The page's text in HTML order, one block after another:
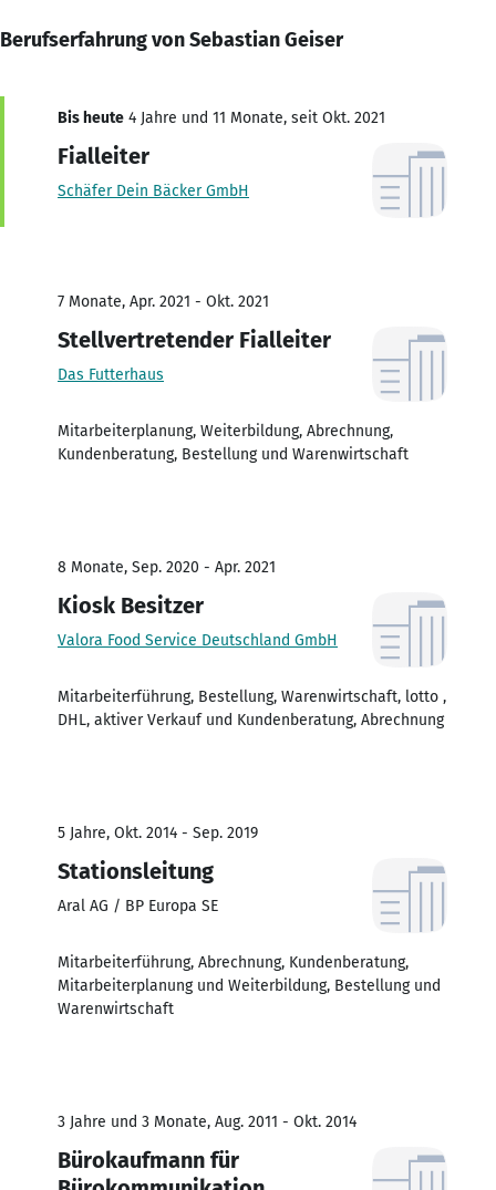
Berufserfahrung von Sebastian Geiser
Bis heute 4 Jahre und 11 Monate, seit Okt. 2021
Fialleiter
Schäfer Dein Bäcker GmbH
7 Monate, Apr. 2021 - Okt. 2021
Stellvertretender Fialleiter
Das Futterhaus
Mitarbeiterplanung, Weiterbildung, Abrechnung,
Kundenberatung, Bestellung und Warenwirtschaft
8 Monate, Sep. 2020 - Apr. 2021
Kiosk Besitzer
Valora Food Service Deutschland GmbH
Mitarbeiterführung, Bestellung, Warenwirtschaft, lotto ,
DHL, aktiver Verkauf und Kundenberatung, Abrechnung
5 Jahre, Okt. 2014 - Sep. 2019
Stationsleitung
Aral AG / BP Europa SE
Mitarbeiterführung, Abrechnung, Kundenberatung,
Mitarbeiterplanung und Weiterbildung, Bestellung und
Warenwirtschaft
3 Jahre und 3 Monate, Aug. 2011 - Okt. 2014
Bürokaufmann für